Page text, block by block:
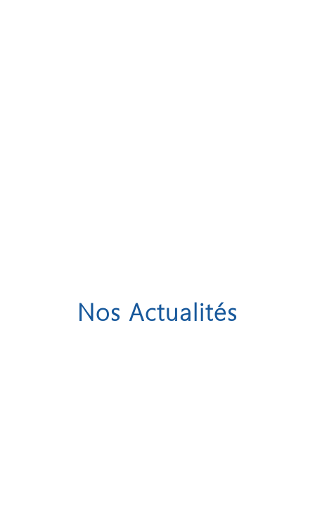
Nos Actualités